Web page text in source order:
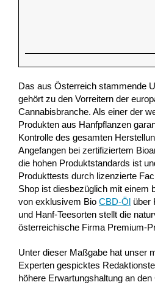
Das aus Österreich stammende
gehört zu den Vorreitern der
Cannabisbranche. Als einer der
Produkten aus Hanfpflanzen
Kontrolle des gesamten
Angefangen bei zertifiziertem
die hohen Produktstandards ist
Produkttests durch lizenzierte
Shop ist diesbezüglich mit einem
von exklusivem Bio CBD-Öl über
und Hanf-Teesorten stellt die
österreichische Firma Premium-
Unter dieser Maßgabe hat unser
Experten gespicktes
höhere Erwartungshaltung an